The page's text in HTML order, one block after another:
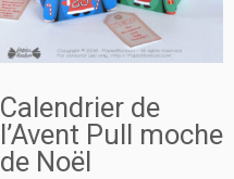
Calendrier de
l’Avent Pull moche
de Noël